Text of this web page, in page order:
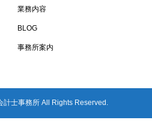
業務内容
BLOG
事務所案内
士事務所 All Rights Reserved.